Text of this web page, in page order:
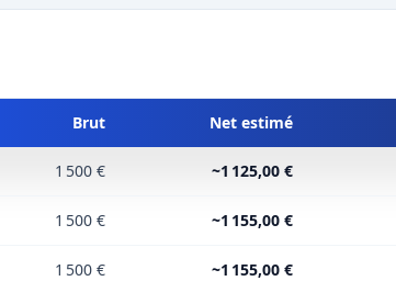
Brut Net estimé
1 500 € ~1 125,00 €
1 500 € ~1 155,00 €
1 500 € ~1 155,00 €